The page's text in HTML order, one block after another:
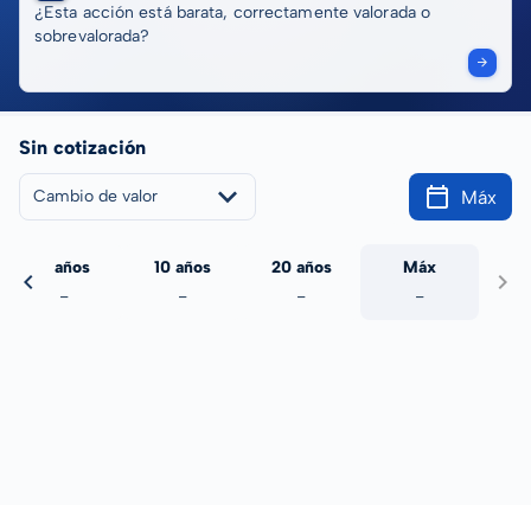
¿Esta acción está barata, correctamente valorada o
sobrevalorada?
Sin cotización
Cambio de valor Máx
5 años
-
10 años
-
20 años
-
Máx
-